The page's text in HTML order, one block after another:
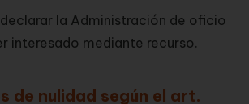
la Administración de oficio
interesado mediante recurso.
de nulidad según el art.